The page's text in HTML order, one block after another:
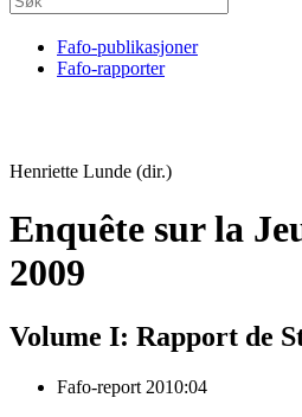
Fafo-publikasjoner
Fafo-rapporter
Henriette Lunde (dir.)
Enquête sur la
2009
Volume I: Rapport de
Fafo-report 2010:04